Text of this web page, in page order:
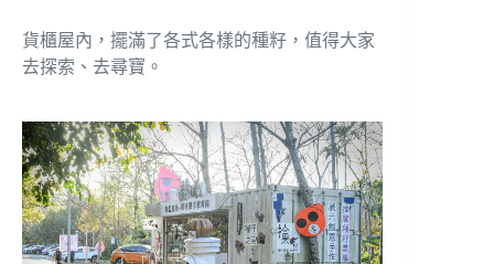
貨櫃屋內，擺滿了各式各樣的種籽，值得大家
去探索、去尋寶。